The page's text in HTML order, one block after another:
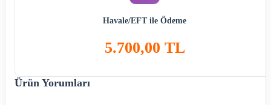
Havale/EFT ile Ödeme
5.700,00 TL
Ürün Yorumları